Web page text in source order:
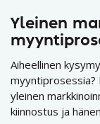
Yleinen
Aiheellinen
myyntiprosessia?
yleinen
kiinnostus ja